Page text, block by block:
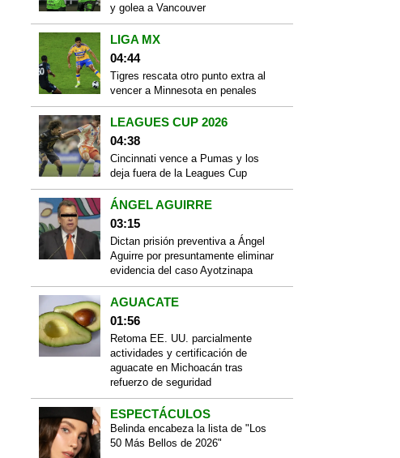
y golea a Vancouver
LIGA MX
04:44
Tigres rescata otro punto extra al
vencer a Minnesota en penales
LEAGUES CUP 2026
04:38
Cincinnati vence a Pumas y los
deja fuera de la Leagues Cup
ÁNGEL AGUIRRE
03:15
Dictan prisión preventiva a Ángel
Aguirre por presuntamente eliminar
evidencia del caso Ayotzinapa
AGUACATE
01:56
Retoma EE. UU. parcialmente
actividades y certificación de
aguacate en Michoacán tras
refuerzo de seguridad
ESPECTÁCULOS
Belinda encabeza la lista de "Los
50 Más Bellos de 2026"